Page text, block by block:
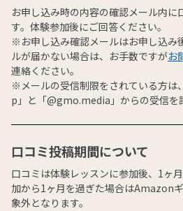
お申し込み時の内容の確認メール内に
す。体験参加後にご回答ください。
※お申し込み確認メールはお申し込み
ルが届かない場合は、お手数ですがお
連絡ください。
※メールの受信制限をされている方は
p」と「@gmo.media」からの受信を
口コミ投稿期間について
口コミは体験レッスンに参加後、1ヶ
加から1ヶ月を過ぎた場合はAmazon
象外となります。